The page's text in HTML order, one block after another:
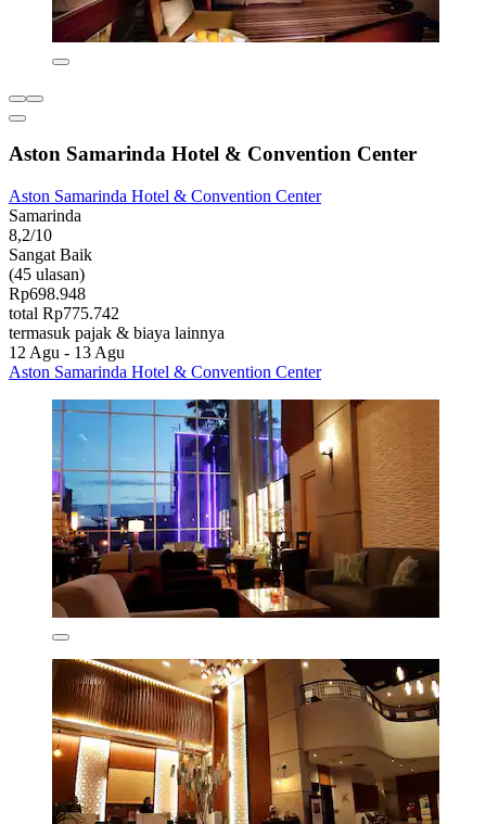
Aston Samarinda Hotel & Convention Center
Aston Samarinda Hotel & Convention Center
Samarinda
8,2/10
Sangat Baik
(45 ulasan)
Rp698.948
total Rp775.742
termasuk pajak & biaya lainnya
12 Agu - 13 Agu
Aston Samarinda Hotel & Convention Center